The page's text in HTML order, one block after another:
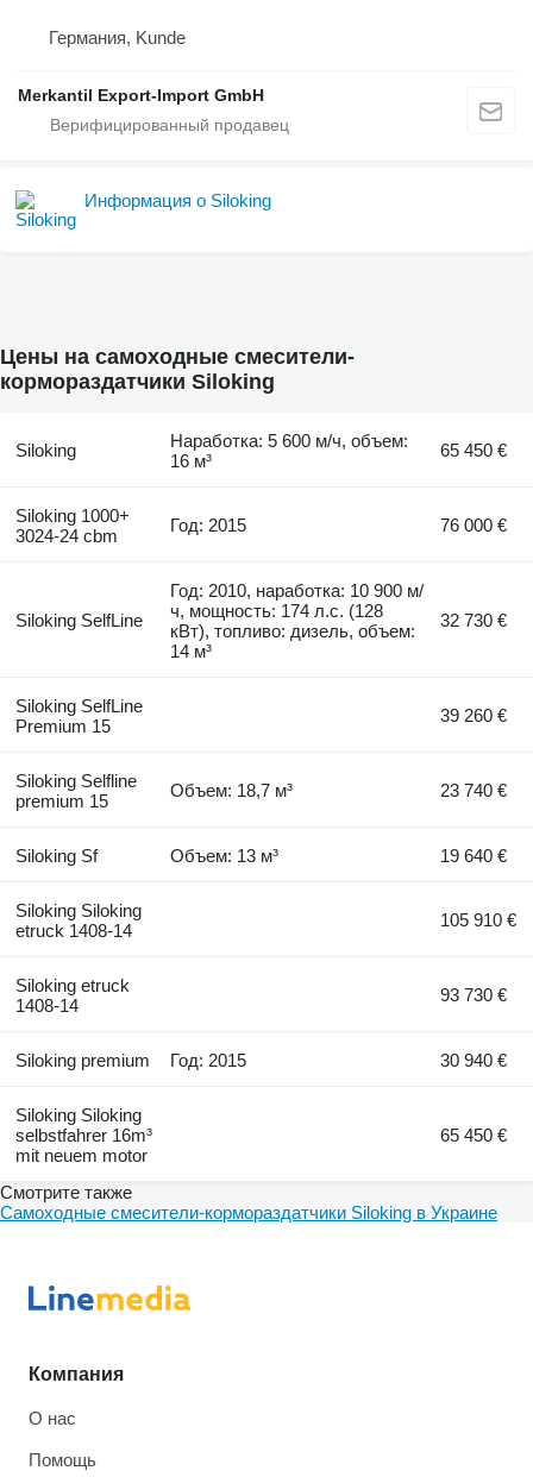
Германия, Kunde
Merkantil Export-Import GmbH
Информация о Siloking
Цены на самоходные смесители-
кормораздатчики Siloking
Siloking
Наработка: 5 600 м/ч, объем:
16 м³
65 450 €
Siloking 1000+
3024-24 cbm
Год: 2015 76 000 €
Siloking SelfLine
Год: 2010, наработка: 10 900 м/
ч, мощность: 174 л.с. (128
кВт), топливо: дизель, объем:
14 м³
32 730 €
Siloking SelfLine
Premium 15
39 260 €
Siloking Selfline
premium 15
Объем: 18,7 м³ 23 740 €
Siloking Sf Объем: 13 м³ 19 640 €
Siloking Siloking
etruck 1408-14
105 910 €
Siloking etruck
1408-14
93 730 €
Siloking premium Год: 2015 30 940 €
Siloking Siloking
selbstfahrer 16m³
mit neuem motor
65 450 €
Смотрите также
Самоходные смесители-кормораздатчики Siloking в Украине
Компания
О нас
Помощь